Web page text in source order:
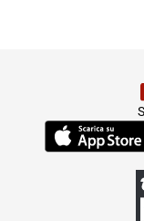
(Si apre in